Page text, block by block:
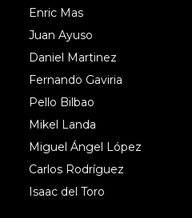
Enric Mas
Juan Ayuso
Daniel Martinez
Fernando Gaviria
Pello Bilbao
Mikel Landa
Miguel Ángel López
Carlos Rodríguez
Isaac del Toro